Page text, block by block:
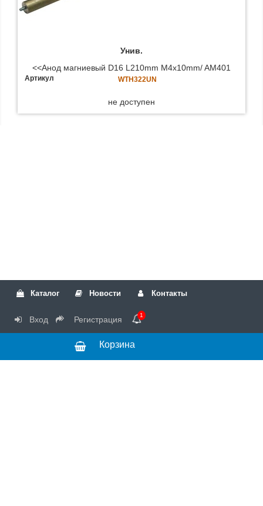
Унив.
<<Анод магниевый D16 L210mm M4x10mm/ AM401
Артикул WTH322UN
не доступен
Каталог Новости Контакты
Вход Регистрация 1
Корзина